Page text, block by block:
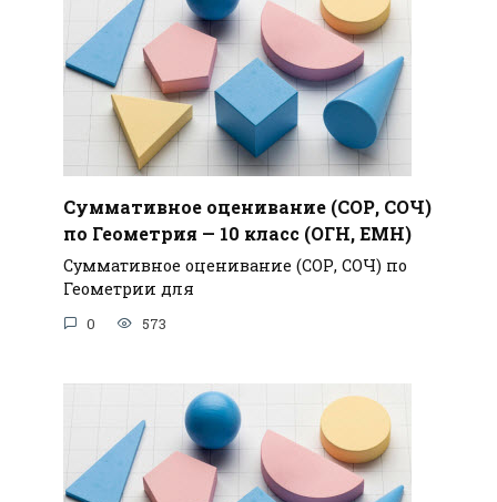
Суммативное оценивание (СОР, СОЧ)
по Геометрия — 10 класс (ОГН, ЕМН)
Суммативное оценивание (СОР, СОЧ) по
Геометрии для
0 573